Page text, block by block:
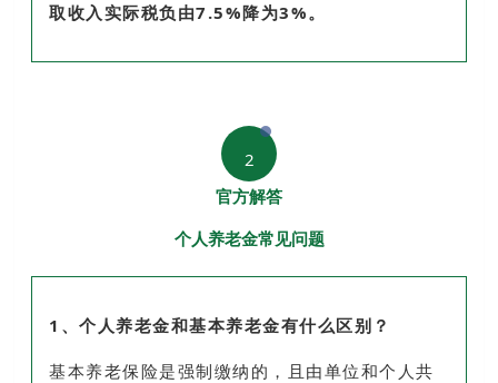
取收入实际税负由7.5%降为3%。
2
官方解答
个人养老金常见问题
1、个人养老金和基本养老金有什么区别？
基本养老保险是强制缴纳的，且由单位和个人共